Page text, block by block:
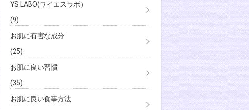
YS LABO(ワイエスラボ）
(9)
お肌に有害な成分
(25)
お肌に良い習慣
(35)
お肌に良い食事方法